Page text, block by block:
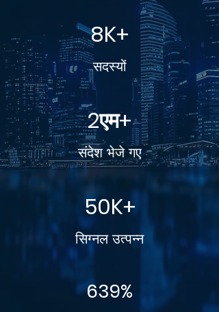
8K+
सदस्यों
2एम+
संदेश भेजे गए
50K+
सिग्नल उत्पन्न
639%